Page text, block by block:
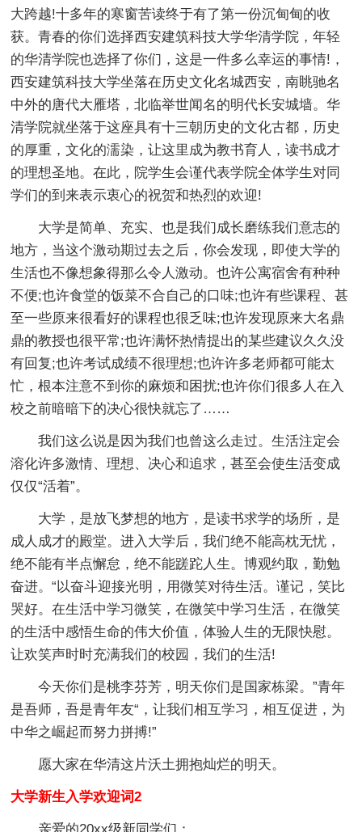
大跨越!十多年的寒窗苦读终于有了第一份沉甸甸的收
获。青春的你们选择西安建筑科技大学华清学院，年轻
的华清学院也选择了你们，这是一件多么幸运的事情!，
西安建筑科技大学坐落在历史文化名城西安，南眺驰名
中外的唐代大雁塔，北临举世闻名的明代长安城墙。华
清学院就坐落于这座具有十三朝历史的文化古都，历史
的厚重，文化的濡染，让这里成为教书育人，读书成才
的理想圣地。在此，院学生会谨代表学院全体学生对同
学们的到来表示衷心的祝贺和热烈的欢迎!
大学是简单、充实、也是我们成长磨练我们意志的
地方，当这个激动期过去之后，你会发现，即使大学的
生活也不像想象得那么令人激动。也许公寓宿舍有种种
不便;也许食堂的饭菜不合自己的口味;也许有些课程、甚
至一些原来很看好的课程也很乏味;也许发现原来大名鼎
鼎的教授也很平常;也许满怀热情提出的某些建议久久没
有回复;也许考试成绩不很理想;也许许多老师都可能太
忙，根本注意不到你的麻烦和困扰;也许你们很多人在入
校之前暗暗下的决心很快就忘了……
我们这么说是因为我们也曾这么走过。生活注定会
溶化许多激情、理想、决心和追求，甚至会使生活变成
仅仅“活着”。
大学，是放飞梦想的地方，是读书求学的场所，是
成人成才的殿堂。进入大学后，我们绝不能高枕无忧，
绝不能有半点懈怠，绝不能蹉跎人生。博观约取，勤勉
奋进。“以奋斗迎接光明，用微笑对待生活。谨记，笑比
哭好。在生活中学习微笑，在微笑中学习生活，在微笑
的生活中感悟生命的伟大价值，体验人生的无限快慰。
让欢笑声时时充满我们的校园，我们的生活!
今天你们是桃李芬芳，明天你们是国家栋梁。”青年
是吾师，吾是青年友“，让我们相互学习，相互促进，为
中华之崛起而努力拼搏!”
愿大家在华清这片沃土拥抱灿烂的明天。
大学新生入学欢迎词2